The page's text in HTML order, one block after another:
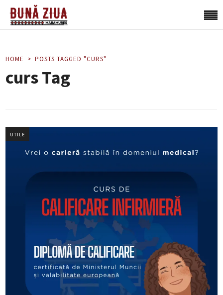
HOME POSTS TAGGED "CURS"
curs Tag
UTILE